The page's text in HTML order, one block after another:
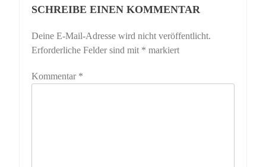
SCHREIBE EINEN KOMMENTAR
Deine E-Mail-Adresse wird nicht veröffentlicht.
Erforderliche Felder sind mit * markiert
Kommentar *